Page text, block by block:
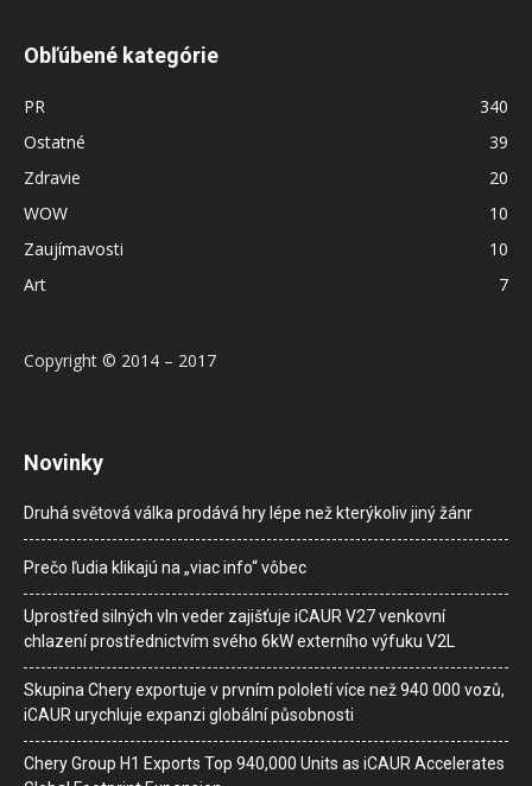
Obľúbené kategórie
PR
340
Ostatné
39
Zdravie
20
WOW
10
Zaujímavosti
10
Art
7
Copyright © 2014 – 2017
Novinky
Druhá světová válka prodává hry lépe než kterýkoliv jiný žánr
Prečo ľudia klikajú na „viac info“ vôbec
Uprostřed silných vln veder zajišťuje iCAUR V27 venkovní
chlazení prostřednictvím svého 6kW externího výfuku V2L
Skupina Chery exportuje v prvním pololetí více než 940 000 vozů,
iCAUR urychluje expanzi globální působnosti
Chery Group H1 Exports Top 940,000 Units as iCAUR Accelerates